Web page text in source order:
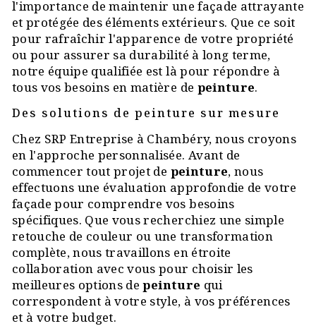
l'importance de maintenir une façade attrayante
et protégée des éléments extérieurs. Que ce soit
pour rafraîchir l'apparence de votre propriété
ou pour assurer sa durabilité à long terme,
notre équipe qualifiée est là pour répondre à
tous vos besoins en matière de peinture.
Des solutions de peinture sur mesure
Chez SRP Entreprise à Chambéry, nous croyons
en l'approche personnalisée. Avant de
commencer tout projet de peinture, nous
effectuons une évaluation approfondie de votre
façade pour comprendre vos besoins
spécifiques. Que vous recherchiez une simple
retouche de couleur ou une transformation
complète, nous travaillons en étroite
collaboration avec vous pour choisir les
meilleures options depeinture qui
correspondent à votre style, à vos préférences
et à votre budget.